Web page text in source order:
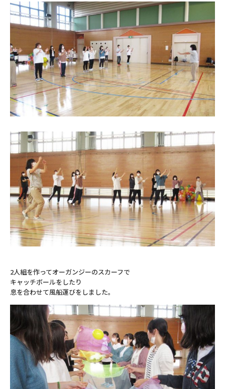
2人組を作ってオーガンジーのスカーフで
キャッチボールをしたり
息を合わせて風船運びをしました。